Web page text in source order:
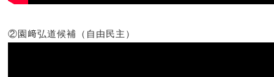
②園﨑弘道候補（自由民主）